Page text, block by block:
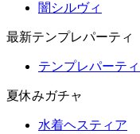
闇シルヴィ
最新テンプレパーティ
テンプレパーテ
夏休みガチャ
水着ヘスティア